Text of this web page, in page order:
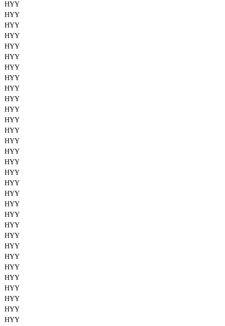
HYY
HYY
HYY
HYY
HYY
HYY
HYY
HYY
HYY
HYY
HYY
HYY
HYY
HYY
HYY
HYY
HYY
HYY
HYY
HYY
HYY
HYY
HYY
HYY
HYY
HYY
HYY
HYY
HYY
HYY
HYY